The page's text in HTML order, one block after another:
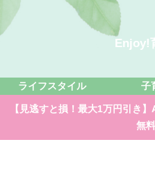
Enjoy!
ライフスタイル 子
【見逃すと損！最大1万円引き
無